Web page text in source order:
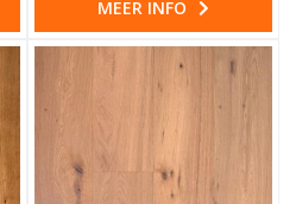
MEER INFO